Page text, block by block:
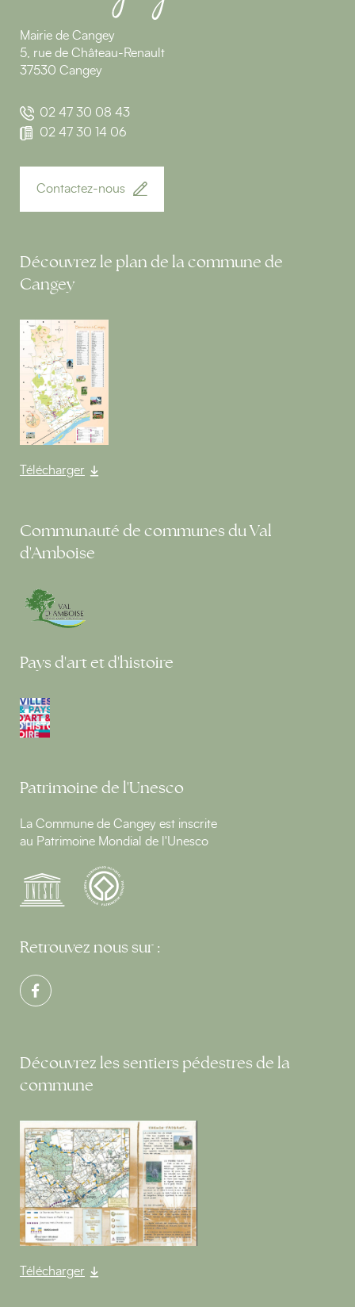
Mairie de Cangey
5, rue de Château-Renault
37530 Cangey
02 47 30 08 43
02 47 30 14 06
Contactez-nous
Découvrez le plan de la commune de
Cangey
Télécharger
Communauté de communes du Val
d'Amboise
Pays d'art et d'histoire
Patrimoine de l'Unesco
La Commune de Cangey est inscrite
au Patrimoine Mondial de l'Unesco
Retrouvez nous sur :
Découvrez les sentiers pédestres de la
commune
Télécharger